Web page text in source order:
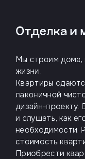
Отделка и
Мы строим дома,
жизни.
Квартиры
лаконичной
дизайн-проекту.
и слушать, как
необходимости.
стоимость
Приобрести